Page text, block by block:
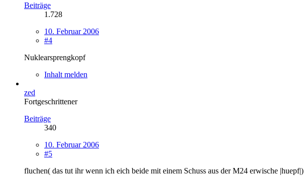
Beiträge
1.728
10. Februar 2006
#4
Nuklearsprengkopf
Inhalt melden
zed
Fortgeschrittener
Beiträge
340
10. Februar 2006
#5
fluchen( das tut ihr wenn ich eich beide mit einem Schuss aus der M24 erwische |huepf|)